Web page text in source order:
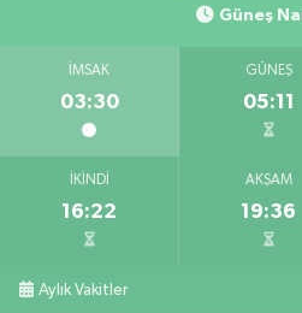
Güneş
İMSAK
03:30
GÜNEŞ
05:11
İKINDI
16:22
AKŞAM
19:36
Aylık Vakitler